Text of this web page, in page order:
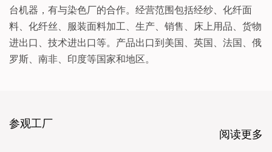
台机器，有与染色厂的合作。经营范围包括经纱、化纤面
料、化纤丝、服装面料加工、生产、销售、床上用品、货物
进出口、技术进出口等。产品出口到美国、英国、法国、俄
罗斯、南非、印度等国家和地区。
参观工厂
阅读更多